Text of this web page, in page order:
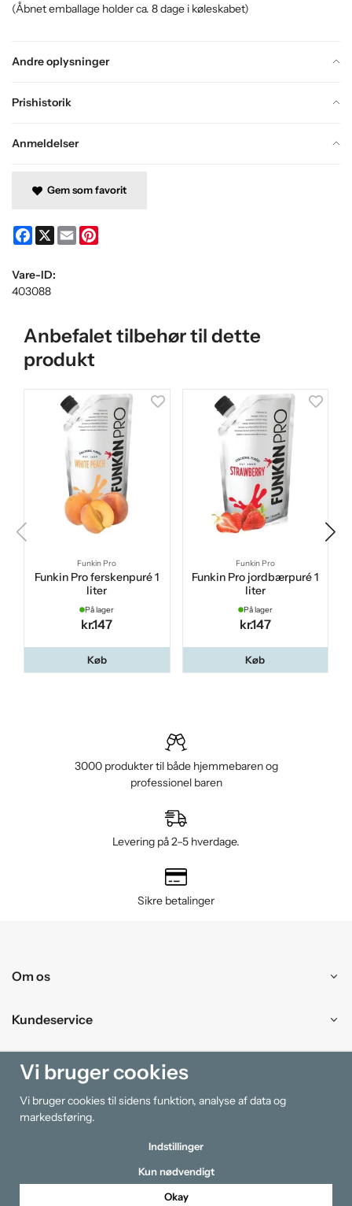
Andre oplysninger
Prishistorik
Anmeldelser
(Åbnet emballage holder ca. 8 dage i køleskabet)
Gem som favorit
Facebook
X Email
Vare-ID:
403088
Anbefalet tilbehør til dette
produkt
Funkin Pro
Funkin Pro ferskenpuré 1
liter
På lager
kr.147
Køb
Funkin Pro
Funkin Pro jordbærpuré 1
liter
På lager
kr.147
Køb
3000 produkter til både hjemmebaren og
professionel baren
Levering på 2–5 hverdage.
Sikre betalinger
Om os
Kundeservice
Handle ind
Information
Vi bruger cookies
Vi bruger cookies til sidens funktion, analyse af data og
markedsføring.
Indstillinger
Kun nødvendigt
Okay